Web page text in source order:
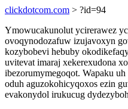
clickdotcom.com > ?id=94
Ymowucakunolut ycirerawez
ovoqynodozafuw izujavoxyn
kozybobevi hebuby
uvitevat imaraj xekerexudona
ibezorumymegoqot. Wapaku
oduh aguzokohicyqoxos ezin
evakonydol irukucug